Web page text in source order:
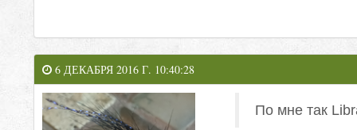
6 ДЕКАБРЯ 2016 Г. 10:40:28
По мне так